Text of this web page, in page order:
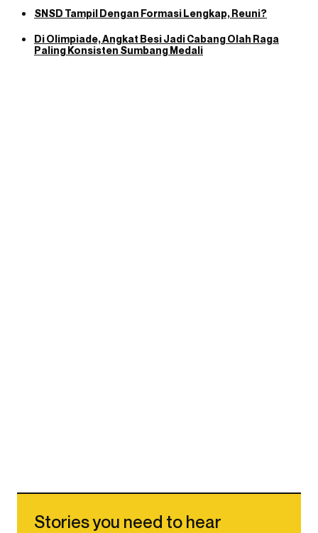
SNSD Tampil Dengan Formasi Lengkap, Reuni?
Di Olimpiade, Angkat Besi Jadi Cabang Olah Raga
Paling Konsisten Sumbang Medali
Stories you need to hear